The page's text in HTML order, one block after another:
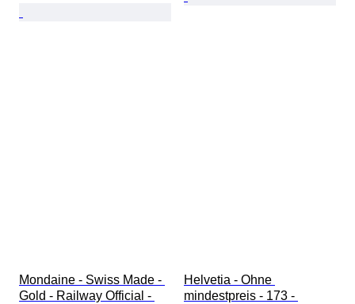
Mondaine - Swiss Made -
Gold - Railway Official -
Helvetia - Ohne
mindestpreis - 173 -